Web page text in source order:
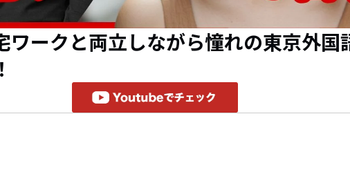
ワークと両立しながら憧れの東京外国